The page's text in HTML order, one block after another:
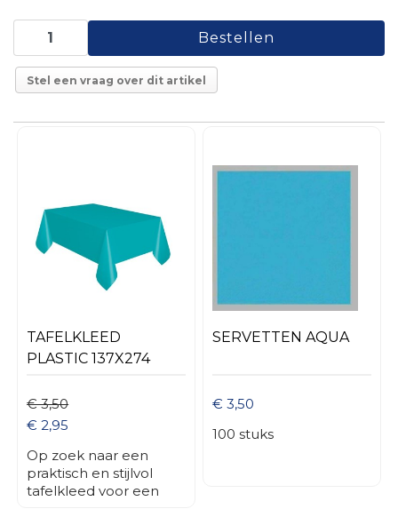
Stel een vraag over dit artikel
TAFELKLEED
PLASTIC 137X274
€ 3,50
€ 2,95
Op zoek naar een
praktisch en stijlvol
tafelkleed voor een
SERVETTEN AQUA
€ 3,50
100 stuks